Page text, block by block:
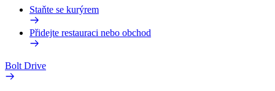
Staňte se kurýrem
Přidejte restauraci nebo obchod
Bolt Drive